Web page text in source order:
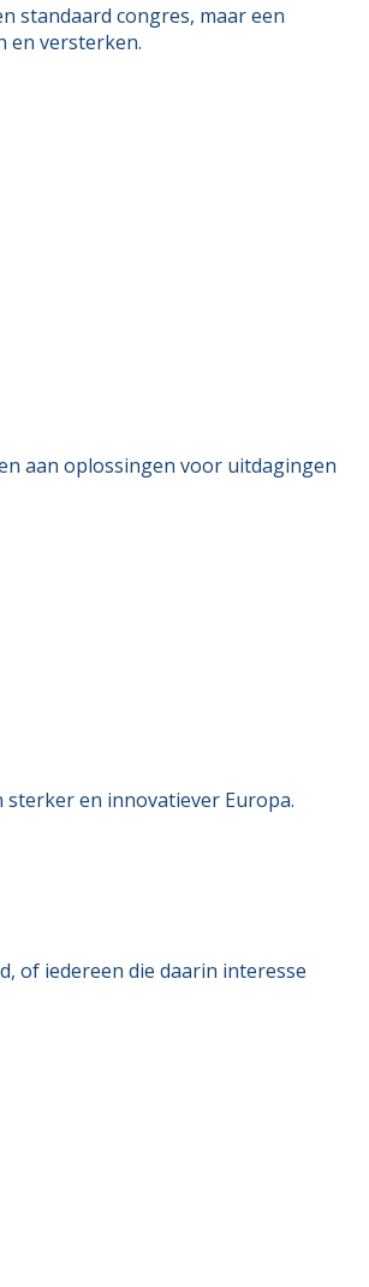
standaard congres, maar een
en versterken.
aan oplossingen voor uitdagingen
en innovatiever Europa.
of iedereen die daarin interesse